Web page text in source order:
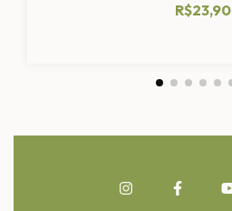
R$23,90